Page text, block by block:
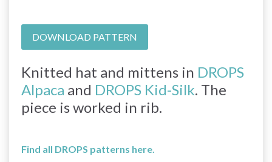
DOWNLOAD PATTERN
Knitted hat and mittens in DROPS
Alpaca and DROPS Kid-Silk. The
piece is worked in rib.
Find all DROPS patterns here.